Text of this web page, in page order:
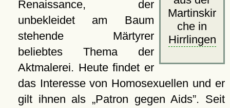
Martinskir
che in
Hirrlingen
Renaissance, der
unbekleidet am Baum
stehende Märtyrer
beliebtes Thema der
Aktmalerei. Heute findet er
das Interesse von Homosexuellen und er
gilt ihnen als
Patron gegen Aids . Seit